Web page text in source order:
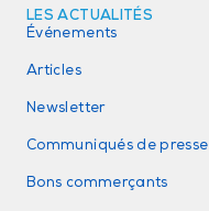
LES ACTUALITÉS
Événements
Articles
Newsletter
Communiqués de presse
Bons commerçants